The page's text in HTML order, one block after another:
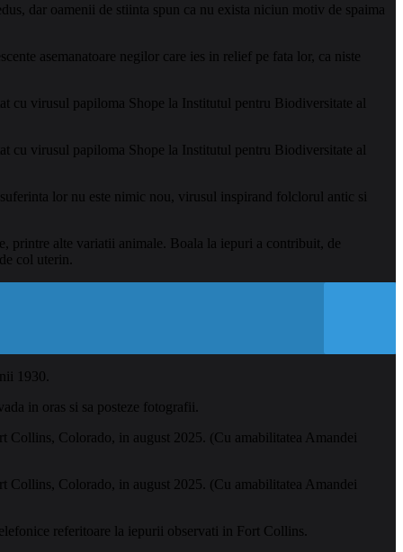
dar oamenii de stiinta spun ca nu exista niciun motiv de spaima
asemanatoare negilor care ies in relief pe fata lor, ca niste
cu virusul papiloma Shope la Institutul pentru Biodiversitate al
cu virusul papiloma Shope la Institutul pentru Biodiversitate al
lor nu este nimic nou, virusul inspirand folclorul antic si
printre alte variatii animale. Boala la iepuri a contribuit, de
col uterin.
1930.
in oras si sa posteze fotografii.
Collins, Colorado, in august 2025. (Cu amabilitatea Amandei
Collins, Colorado, in august 2025. (Cu amabilitatea Amandei
referitoare la iepurii observati in Fort Collins.